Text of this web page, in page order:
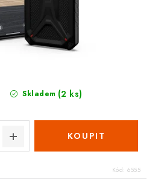
Skladem (2 ks)
Kód: 6555